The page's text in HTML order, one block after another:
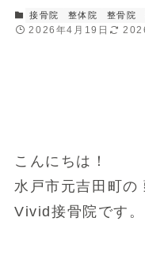
接骨院 整体院 整骨院
2026年4月19日
こんにちは！
水戸市元吉田町の
Vivid接骨院です。